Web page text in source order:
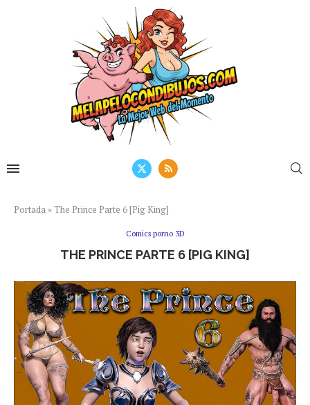
Portada »The Prince Parte 6 [Pig King]
Comics porno 3D
THE PRINCE PARTE 6 [PIG KING]